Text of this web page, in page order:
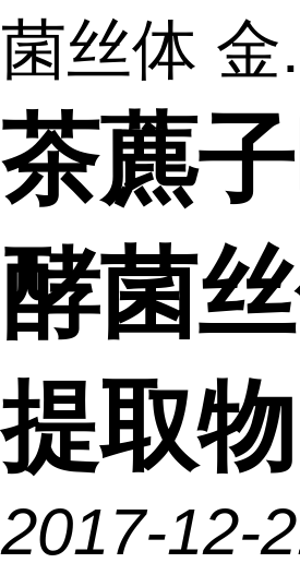
菌丝体 金
茶藨
酵菌
提取
2017-12-